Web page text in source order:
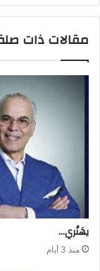
مقالات ذات
يهَتْري‭…‬
منذ 3 أيام